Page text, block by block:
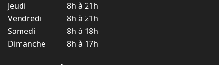
Jeudi
8h à 21h
Vendredi
8h à 21h
Samedi
8h à 18h
Dimanche
8h à 17h